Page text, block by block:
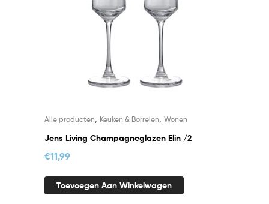
Alle producten Keuken & Borrelen Wonen
Jens Living Champagneglazen Elin /2
€11,99
Toevoegen Aan Winkelwagen